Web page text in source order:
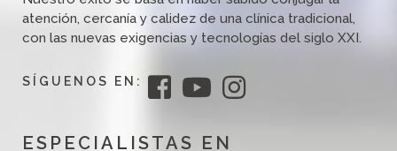
atención, cercanía y calidez de una clínica tradicional,
con las nuevas exigencias y tecnologías del siglo XXI.
SÍGUENOS EN:
ESPECIALISTAS EN